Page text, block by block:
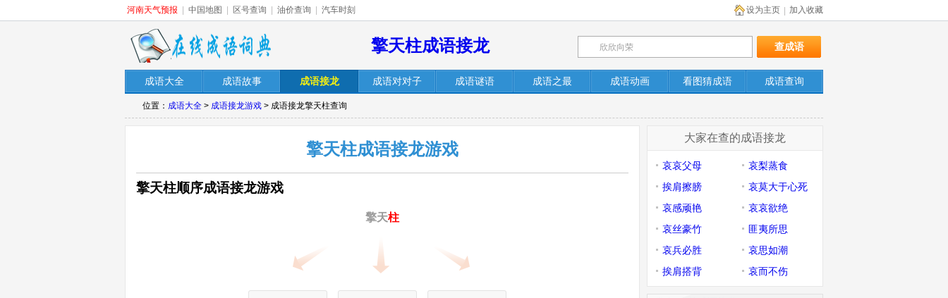
河南天气预报 中国地图 区号查询 油价查询 汽车时刻 加入收藏
设为主页
擎天柱成语接龙
成语大全 成语故事 成语接龙 成语对对子 成语谜语 成语之最 成语动画 看图猜成语 成语查询
位置： 成语大全 > 成语接龙游戏 > 成语接龙擎天柱查询
擎天柱成语接龙游戏
擎天柱顺序成语接龙游戏
擎天柱
大家在查的成语接龙
哀哀父母
哀梨蒸食
挨肩擦膀
哀莫大于心死
哀感顽艳
哀哀欲绝
哀丝豪竹
匪夷所思
哀兵必胜
哀思如潮
挨肩搭背
哀而不伤